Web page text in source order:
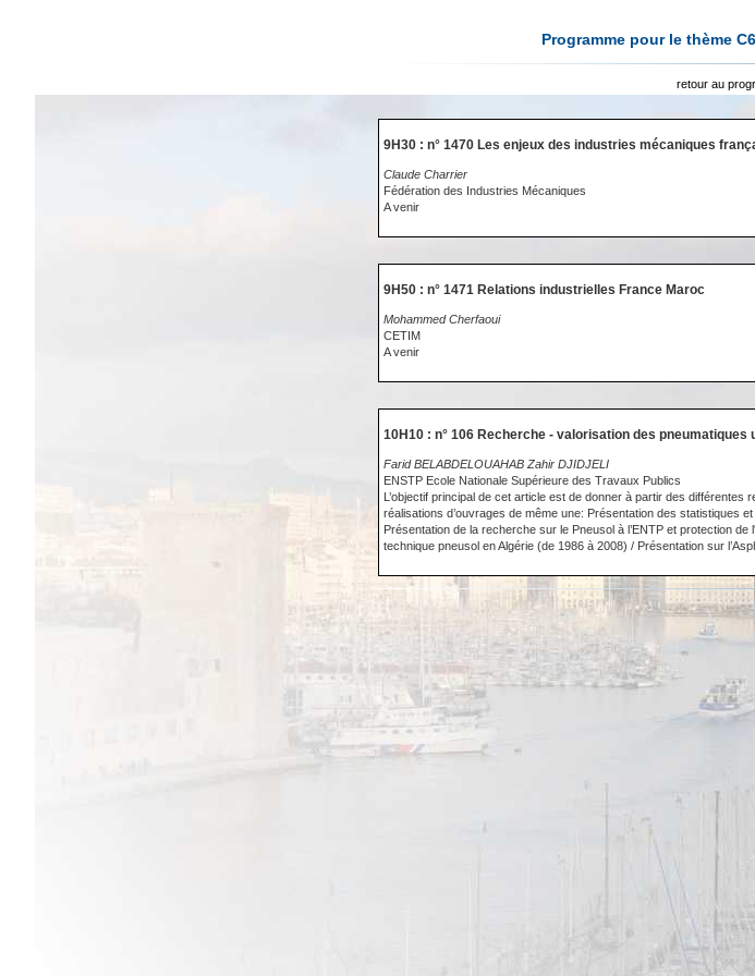
Programme pour le thème
retour au
9H30 : n° 1470 Les enjeux des industries mécaniques
Claude Charrier
Fédération des Industries Mécaniques
A venir
9H50 : n° 1471 Relations industrielles France Maroc
Mohammed Cherfaoui
CETIM
A venir
10H10 : n° 106 Recherche - valorisation des
Farid BELABDELOUAHAB Zahir DJIDJELI
ENSTP Ecole Nationale Supérieure des Travaux Publics
L’objectif principal de cet article est de donner à partir des différentes
réalisations d’ouvrages de même une: Présentation des statistiques
Présentation de la recherche sur le Pneusol à l’ENTP et protection
technique pneusol en Algérie (de 1986 à 2008) / Présentation sur